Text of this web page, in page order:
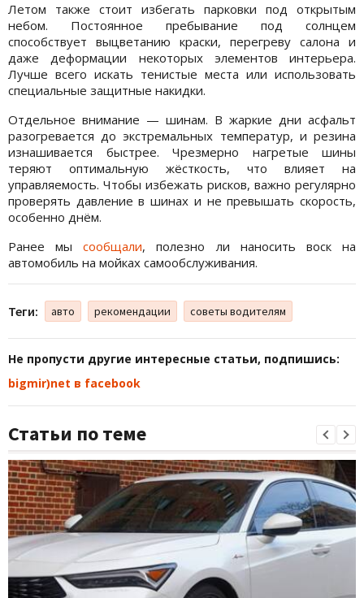
Летом также стоит избегать парковки под открытым
небом. Постоянное пребывание под солнцем
способствует выцветанию краски, перегреву салона и
даже деформации некоторых элементов интерьера.
Лучше всего искать тенистые места или использовать
специальные защитные накидки.
Отдельное внимание — шинам. В жаркие дни асфальт
разогревается до экстремальных температур, и резина
изнашивается быстрее. Чрезмерно нагретые шины
теряют оптимальную жёсткость, что влияет на
управляемость. Чтобы избежать рисков, важно регулярно
проверять давление в шинах и не превышать скорость,
особенно днём.
Ранее мысообщали, полезно ли наносить воск на
автомобиль на мойках самообслуживания.
Теги: авто рекомендации советы водителям
Не пропусти другие интересные статьи, подпишись:
bigmir)net в facebook
Статьи по теме